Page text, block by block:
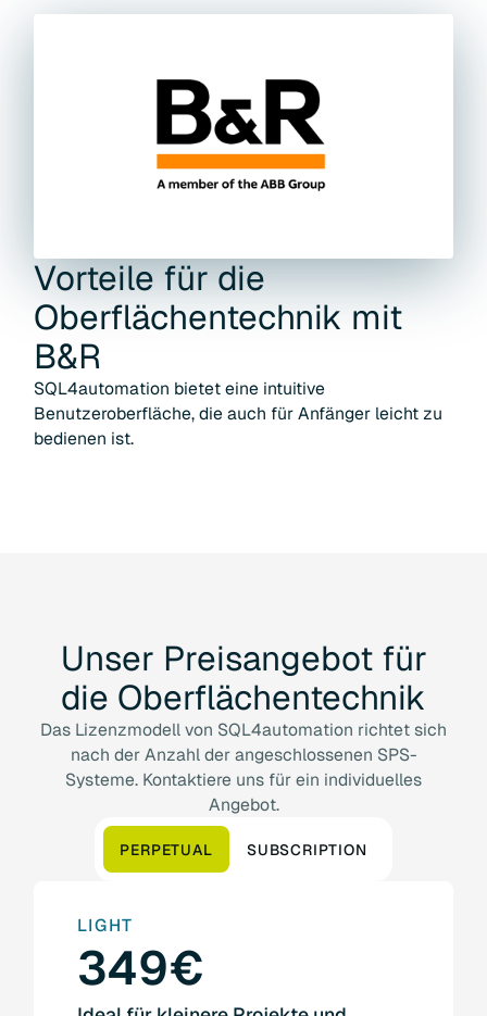
Vorteile für die
Oberflächentechnik mit
B&R
SQL4automation bietet eine intuitive
Benutzeroberfläche, die auch für Anfänger leicht zu
bedienen ist.
Unser Preisangebot für
die Oberflächentechnik
Das Lizenzmodell von SQL4automation richtet sich
nach der Anzahl der angeschlossenen SPS-
Systeme. Kontaktiere uns für ein individuelles
Angebot.
PERPETUAL SUBSCRIPTION
LIGHT
349€